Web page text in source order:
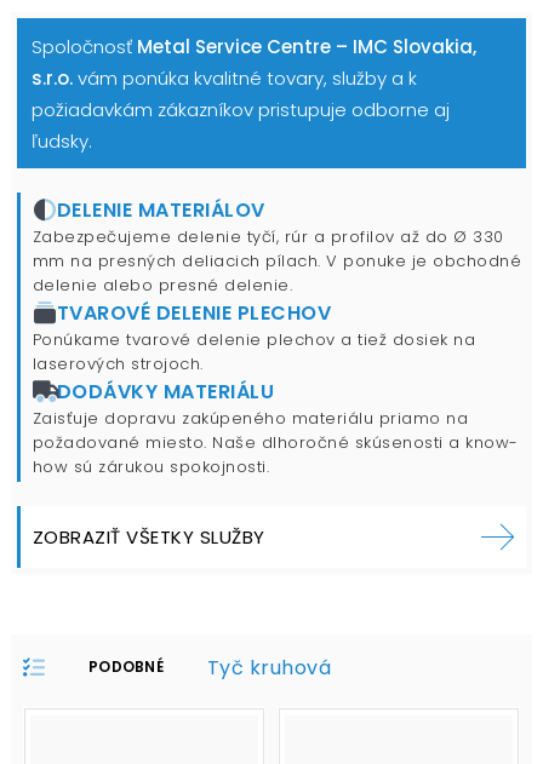
Spoločnosť Metal Service Centre – IMC Slovakia,
s.r.o.vám ponúka kvalitné tovary, služby a k
požiadavkám zákazníkov pristupuje odborne aj
ľudsky.
DELENIE MATERIÁLOV
Zabezpečujeme delenie tyčí, rúr a profilov až do Ø 330
mm na presných deliacich pílach. V ponuke je obchodné
delenie alebo presné delenie.
TVAROVÉ DELENIE PLECHOV
Ponúkame tvarové delenie plechov a tiež dosiek na
laserových strojoch.
DODÁVKY MATERIÁLU
Zaisťuje dopravu zakúpeného materiálu priamo na
požadované miesto. Naše dlhoročné skúsenosti a know-
how sú zárukou spokojnosti.
ZOBRAZIŤ VŠETKY SLUŽBY
PODOBNÉ
PROFILE:
Tyč kruhová